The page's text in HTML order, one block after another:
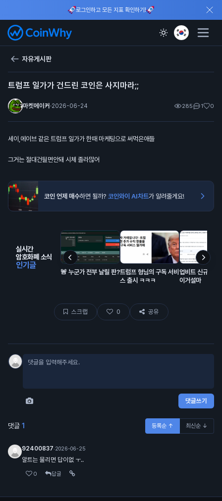
로그인하고 모든 지표 확인하기!
자유게시판
트럼프 일가가 건드린 코인은 사지마라;;
마켓메이커 ·2026-06-24 285 1 0
세이,에이브 같은 트럼프 일가가 한때 마케팅으로 써먹은애들
그거는 절대건딀면안돼 시체 졸라많어
코인 언제 매수하면 될까? 코인와이 AI차트가 알려줄게요!
실시간
암호화폐 소식
인기글
🚨 누군가 전부 날릴 판?트럼프 형님의 구독 서비
스 출시 ㅋㅋㅋ
업비트 신규상장
이거설마
스크랩 0 공유
댓글쓰기
댓글 1 등록순 ↑ 최신순 ↓
92400837·2026-06-25
알트는 물리면 답이없 ㅜ..
0 답글